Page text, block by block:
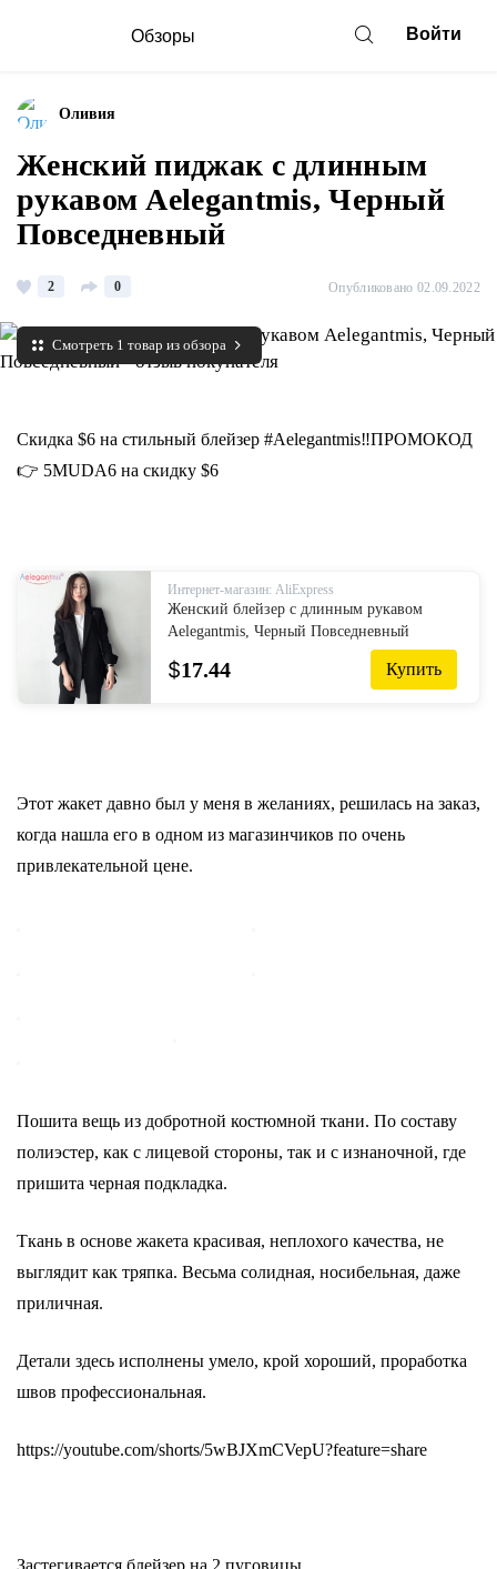
Обзоры Войти
Оливия
Женский пиджак с длинным
рукавом Aelegantmis, Черный
Повседневный
2 0 Опубликовано 02.09.2022
Смотреть 1 товар из обзора
Скидка $6 на стильный блейзер #Aelegantmis‼️ПРОМОКОД
👉 5MUDA6 на скидку $6
Интернет-магазин: AliExpress
Женский блейзер с длинным рукавом
Aelegantmis, Черный Повседневный
офисный пиджак на весну и осень размера
плюс|Пиджаки| | АлиЭкспресс
$17.44 Купить
Этот жакет давно был у меня в желаниях, решилась на заказ,
когда нашла его в одном из магазинчиков по очень
привлекательной цене.
Пошита вещь из добротной костюмной ткани. По составу
полиэстер, как с лицевой стороны, так и с изнаночной, где
пришита черная подкладка.
Ткань в основе жакета красивая, неплохого качества, не
выглядит как тряпка. Весьма солидная, носибельная, даже
приличная.
Детали здесь исполнены умело, крой хороший, проработка
швов профессиональная.
https://youtube.com/shorts/5wBJXmCVepU?feature=share
Застегивается блейзер на 2 пуговицы